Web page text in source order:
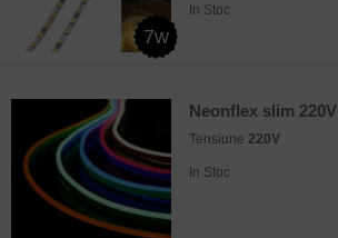
7w
In Stoc
Neonflex slim 220V
Tensiune 220V
In Stoc